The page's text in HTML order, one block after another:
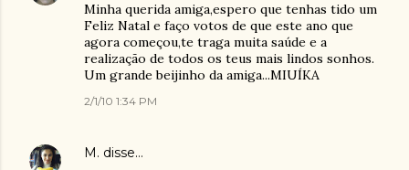
Minha querida amiga,espero que tenhas tido um
Feliz Natal e faço votos de que este ano que
agora começou,te traga muita saúde e a
realização de todos os teus mais lindos sonhos.
Um grande beijinho da amiga...MIUÍKA
2/1/10 1:34 PM
M. disse…